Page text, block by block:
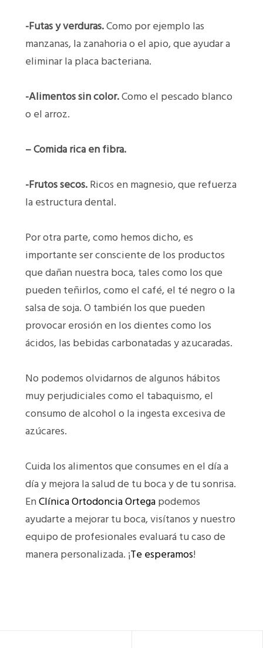
-Futas y verduras.Como por ejemplo las
manzanas, la zanahoria o el apio, que ayudar a
eliminar la placa bacteriana.
-Alimentos sin color.Como el pescado blanco
o el arroz.
– Comida rica en fibra.
-Frutos secos.Ricos en magnesio, que refuerza
la estructura dental.
Por otra parte, como hemos dicho, es
importante ser consciente de los productos
que dañan nuestra boca, tales como los que
pueden teñirlos, como el café, el té negro o la
salsa de soja. O también los que pueden
provocar erosión en los dientes como los
ácidos, las bebidas carbonatadas y azucaradas.
No podemos olvidarnos de algunos hábitos
muy perjudiciales como el tabaquismo, el
consumo de alcohol o la ingesta excesiva de
azúcares.
Cuida los alimentos que consumes en el día a
día y mejora la salud de tu boca y de tu sonrisa.
EnClínica Ortodoncia Ortegapodemos
ayudarte a mejorar tu boca, visítanos y nuestro
equipo de profesionales evaluará tu caso de
manera personalizada. ¡Te esperamos!